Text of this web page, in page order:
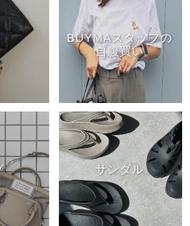
BUYMAスタッフの
自腹買い
サンダル